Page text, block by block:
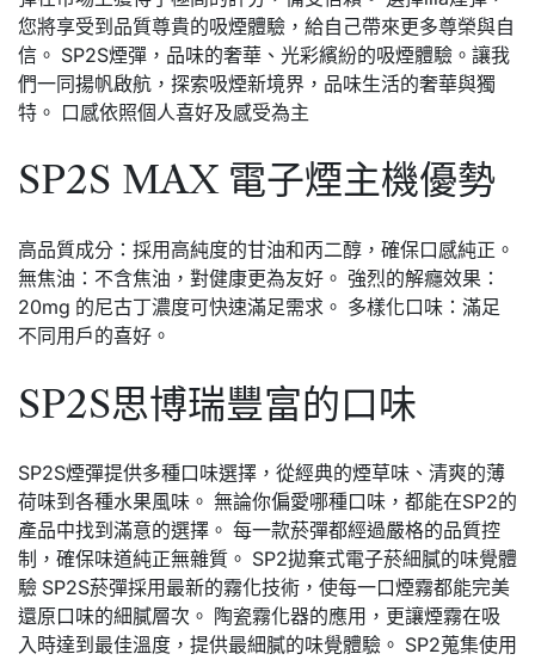
您將享受到品質尊貴的吸煙體驗，給自己帶來更多尊榮與自
信。 SP2S煙彈，品味的奢華、光彩繽紛的吸煙體驗。讓我
們一同揚帆啟航，探索吸煙新境界，品味生活的奢華與獨
特。 口感依照個人喜好及感受為主
SP2S MAX 電子煙主機優勢
高品質成分：採用高純度的甘油和丙二醇，確保口感純正。
無焦油：不含焦油，對健康更為友好。 強烈的解癮效果：
20mg 的尼古丁濃度可快速滿足需求。 多樣化口味：滿足
不同用戶的喜好。
SP2S思博瑞豐富的口味
SP2S煙彈提供多種口味選擇，從經典的煙草味、清爽的薄
荷味到各種水果風味。 無論你偏愛哪種口味，都能在SP2的
產品中找到滿意的選擇。 每一款菸彈都經過嚴格的品質控
制，確保味道純正無雜質。 SP2拋棄式電子菸細膩的味覺體
驗 SP2S菸彈採用最新的霧化技術，使每一口煙霧都能完美
還原口味的細膩層次。 陶瓷霧化器的應用，更讓煙霧在吸
入時達到最佳溫度，提供最細膩的味覺體驗。 SP2蒐集使用